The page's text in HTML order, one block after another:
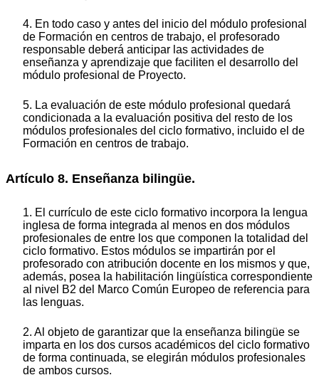
4. En todo caso y antes del inicio del módulo profesional
de Formación en centros de trabajo, el profesorado
responsable deberá anticipar las actividades de
enseñanza y aprendizaje que faciliten el desarrollo del
módulo profesional de Proyecto.
5. La evaluación de este módulo profesional quedará
condicionada a la evaluación positiva del resto de los
módulos profesionales del ciclo formativo, incluido el de
Formación en centros de trabajo.
Artículo 8. Enseñanza bilingüe.
1. El currículo de este ciclo formativo incorpora la lengua
inglesa de forma integrada al menos en dos módulos
profesionales de entre los que componen la totalidad del
ciclo formativo. Estos módulos se impartirán por el
profesorado con atribución docente en los mismos y que,
además, posea la habilitación lingüística correspondiente
al nivel B2 del Marco Común Europeo de referencia para
las lenguas.
2. Al objeto de garantizar que la enseñanza bilingüe se
imparta en los dos cursos académicos del ciclo formativo
de forma continuada, se elegirán módulos profesionales
de ambos cursos.